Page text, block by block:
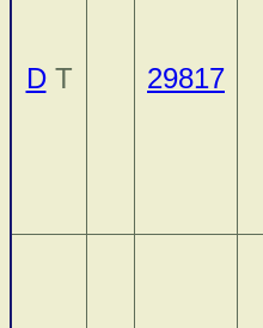
DT 29817